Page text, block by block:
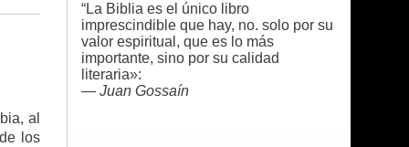
al
los
“La Biblia es el único libro
imprescindible que hay, no. solo por su
valor espiritual, que es lo más
importante, sino por su calidad
literaria»:
— Juan Gossaín